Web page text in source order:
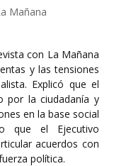
Mañana
con La Mañana
y las tensiones
Explicó que el
por la ciudadanía y
en la base social
que el Ejecutivo
acuerdos con
política.